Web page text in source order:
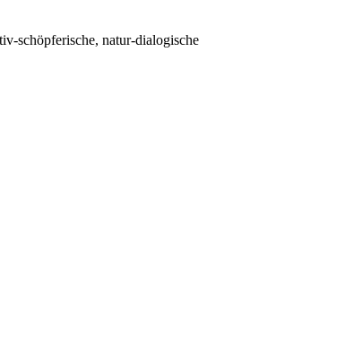
schöpferische, natur-dialogische